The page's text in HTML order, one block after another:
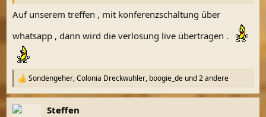
Auf unserem treffen , mit konferenzschaltung über
whatsapp , dann wird die verlosung live übertragen .
R
e
a
k
Sondengeher,Colonia Dreckwuhler, boogie_de und 2 andere
Steffen